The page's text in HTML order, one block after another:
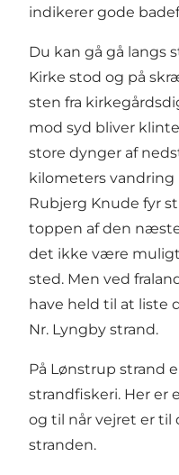
indikerer gode
Du kan gå gå langs
Kirke stod og på
sten fra
mod syd bliver
store dynger af
kilometers vandring
Rubjerg Knude fyr
toppen af den
det ikke være
sted. Men ved
have held til at liste
Nr. Lyngby strand.
På Lønstrup strand
strandfiskeri. Her er
og til når vejret er til
stranden.